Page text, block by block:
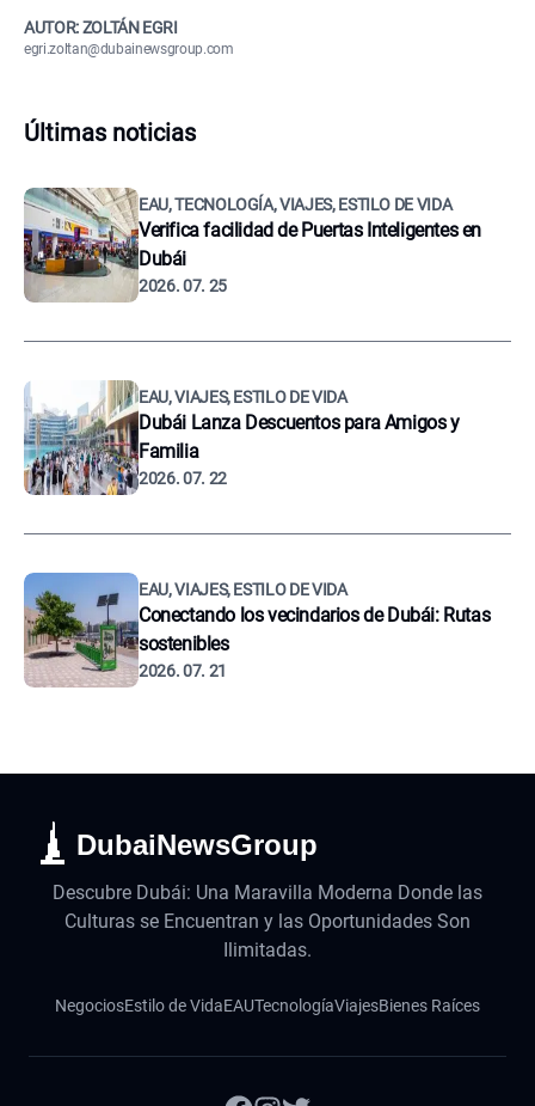
AUTOR: ZOLTÁN EGRI
egri.zoltan@dubainewsgroup.com
Últimas noticias
EAU, TECNOLOGÍA, VIAJES, ESTILO DE VIDA
Verifica facilidad de Puertas Inteligentes en
Dubái
2026. 07. 25
EAU, VIAJES, ESTILO DE VIDA
Dubái Lanza Descuentos para Amigos y
Familia
2026. 07. 22
EAU, VIAJES, ESTILO DE VIDA
Conectando los vecindarios de Dubái: Rutas
sostenibles
2026. 07. 21
DubaiNewsGroup
Descubre Dubái: Una Maravilla Moderna Donde las
Culturas se Encuentran y las Oportunidades Son
Ilimitadas.
NegociosEstilo de VidaEAUTecnologíaViajesBienes Raíces